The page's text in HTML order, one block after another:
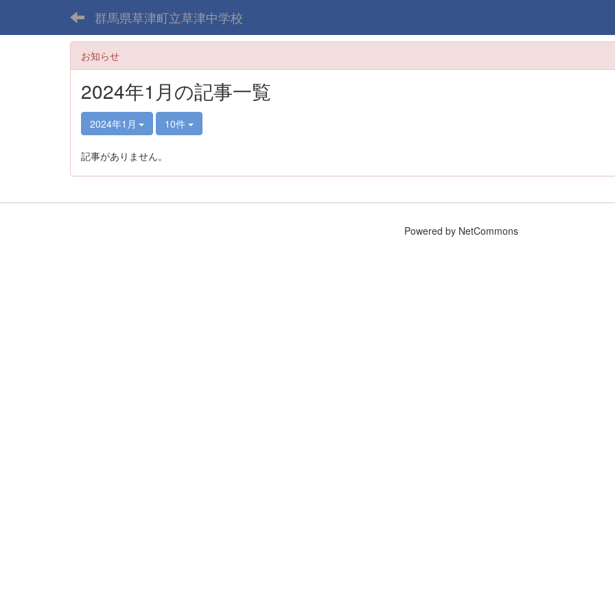
群馬県草津町立草津中学校
お知らせ
2024年1月の記事一覧
2024年1月 10件
記事がありません。
Powered by NetCommons